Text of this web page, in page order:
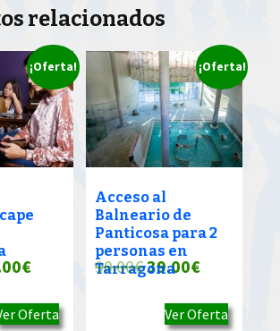
relacionados
¡Oferta!
€El
actual
Oferta
¡Oferta!
Acceso al
Balneario de
Panticosa para 2
personas en
Tarragona
90.00€El
original
39.00€El
actual
Ver Oferta